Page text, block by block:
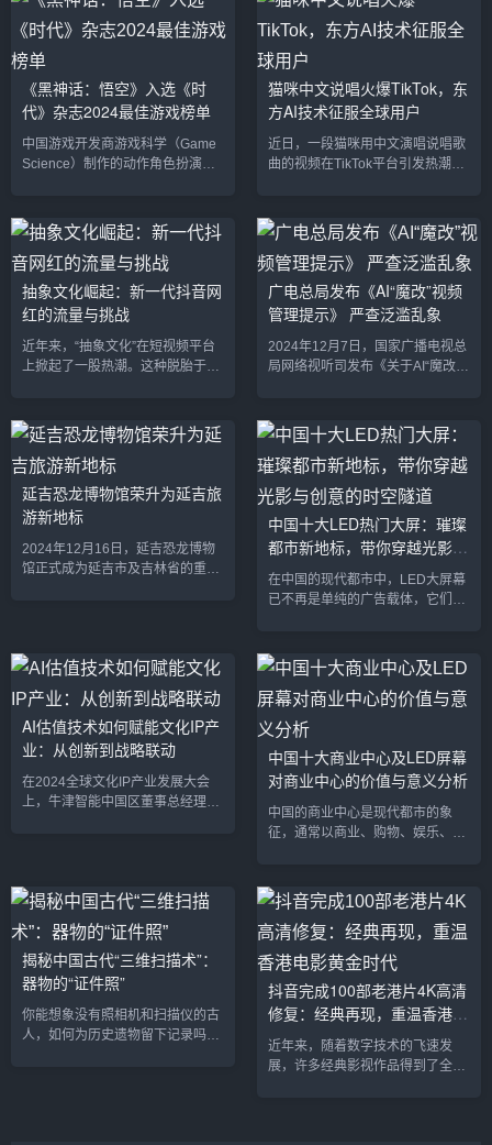
然而，由于文物年代久远，且经过
了数千年的风雨侵蚀，许多细节无
法通过传统方式还原。如今，裸眼
3D技术和偏锋光术的结合为三星堆
文物的重现提供了崭新的技术手
段，成功破解了文物背后的神秘面
眼3D技术作为一...
模型。该平台旨在满足国内用户对
中式审美的追求，填补AI绘画在东
方文化表现力上的空白。专注中式
审美，打造独特绘画体验
AWPortraitCN深植于中国文化，通
过深度学习和优化算法，能够生成
《黑神话：悟空》入选《时
代》杂志2024最佳游戏榜单
中国游戏开发商游戏科学（Game
Science）制作的动作角色扮演游
内涵，成功入选《时代》杂志2024
年度最佳游戏榜单。这一殊荣标志
着中国原创游戏在国际舞台上再一
次获得高度认可。文化与技术的双
重成功《黑神话：悟空》以中国古
典文学《西游记》为创作灵感，将
经典故事与现代游戏设计相结合。
游戏不仅展示了孙悟空的传奇冒
猫咪中文说唱火爆TikTok，东
方AI技术征服全球用户
近日，一段猫咪用中文演唱说唱歌
曲的视频在TikTok平台引发热潮。
的点赞和转发。全球观众惊叹于猫
咪的“神奇技能”，同时也对视频背
后的AI技术表示浓厚兴趣。猫咪“开
口”中文说唱：创意视频引爆全网这
段视频最初由TikTok账号“猫猫 ^_^
🐱🎵”发布，仅上线24小时便获得
数百万次观看。视频中，猫咪的嘴
型与中文说唱歌曲《因果》的歌词
抽象文化崛起：新一代抖音网
红的流量与挑战
近年来，“抽象文化”在短视频平台
上掀起了一股热潮。这种脱胎于戏
经济的重要驱动力。2024年，以抖
音新星K总、听泉鉴宝、潘宏为代
表的新一代网红，以其独特的内容
风格迅速崛起，掀起了流量风暴。
然而，在流量的狂欢背后，如何将
流量转化为商业价值，以及如何规
避舆论危机，成为他们共同面对的
课题。抽象文化的崛起与流量密码
广电总局发布《AI“魔改”视频
管理提示》 严查泛滥乱象
2024年12月7日，国家广播电视总
局网络视听司发布《关于AI“魔改”
要求。广电总局强调，此类内容不
仅破坏了经典文化的内涵，还可能
涉及法律问题，相关平台需立即整
改并反馈处理结果。“魔改”乱象：
恶搞经典引发争议近年来，随着生
成式人工智能技术的普及，AI“魔
改”视频成为短视频平台博取流量的
工具篡改为荒诞不经...
延吉恐龙博物馆荣升为延吉旅
游新地标
2024年12月16日，延吉恐龙博物
馆正式成为延吉市及吉林省的重要
仅填补了该省恐龙文化的空白，也
极大推动了延吉及延边地区的旅游
产业发展。独特的地理与文化融合
延吉恐龙博物馆坐落在延吉市帽儿
山南侧，毗邻中国朝鲜族民俗园，
面积达到5.8万平方米，展陈面积
1...
中国十大LED热门大屏：璀璨
都市新地标，带你穿越光影与
创意的时空隧道
在中国的现代都市中，LED大屏幕
已不再是单纯的广告载体，它们早
是夜晚的璀璨灯光中，这些巨型屏
幕展示着全球顶级品牌的广告、最
新的科技产品，甚至是本土文化与
数字艺术的结合，让人目不暇接。
它们不仅为商业带来巨大流量，也
为城市增添了无穷的活力与创意。
本文将带你走进中国十大最具影响
背后的故事和魅力。1. 上海南京东
路...
AI估值技术如何赋能文化IP产
业：从创新到战略联动
在2024全球文化IP产业发展大会
上，牛津智能中国区董事总经理兼
业发展战略的联动，成为了数字文
化产业发展的关键策略之一。这一
观点不仅揭示了数字化时代下文化
产业的未来走向，也为如何提升文
化IP的市场价值与影响力提供了新
业的瓶颈文化IP产业（In...
中国十大商业中心及LED屏幕
对商业中心的价值与意义分析
中国的商业中心是现代都市的象
征，通常以商业、购物、娱乐、办
代表着城市的经济发展水平，还塑
造了现代生活方式和消费趋势。在
这些商业中心中，LED屏幕已经成
为不可或缺的重要元素，它们对商
业中心的影响不可小觑。本文将列
出中国十大商业中心，并分析LED
屏幕在这些中心的价值与意义。中
三里屯是北京最具国际化和时尚气
息的商业...
揭秘中国古代“三维扫描术”：
器物的“证件照”
你能想象没有照相机和扫描仪的古
人，如何为历史遗物留下记录吗？
抖音完成100部老港片4K高清
修复：经典再现，重温香港电
影黄金时代
近年来，随着数字技术的飞速发
展，许多经典影视作品得到了全新